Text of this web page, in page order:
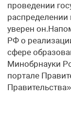
проведении
уверен
РФ о
сфере
Минобрнауки
портале